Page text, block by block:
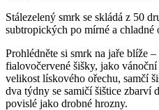
Stálezelený smrk se skládá z 50
subtropických po mírné a chladné
Prohlédněte si smrk na jaře blíže
fialovočervené šišky, jako
velikost lískového ořechu, samčí
dva týdny se samičí šištice zbarví
povislé jako drobné hrozny.